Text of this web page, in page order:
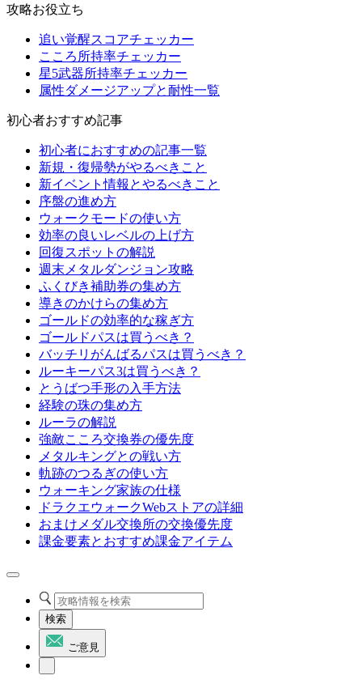
攻略お役立ち
追い覚醒スコアチェッカー
こころ所持率チェッカー
星5武器所持率チェッカー
属性ダメージアップと耐性一覧
初心者おすすめ記事
初心者におすすめの記事一覧
新規・復帰勢がやるべきこと
新イベント情報とやるべきこと
序盤の進め方
ウォークモードの使い方
効率の良いレベルの上げ方
回復スポットの解説
週末メタルダンジョン攻略
ふくびき補助券の集め方
導きのかけらの集め方
ゴールドの効率的な稼ぎ方
ゴールドパスは買うべき？
バッチリがんばるパスは買うべき？
ルーキーパス3は買うべき？
とうばつ手形の入手方法
経験の珠の集め方
ルーラの解説
強敵こころ交換券の優先度
メタルキングとの戦い方
軌跡のつるぎの使い方
ウォーキング家族の仕様
ドラクエウォークWebストアの詳細
おまけメダル交換所の交換優先度
課金要素とおすすめ課金アイテム
検索
ご意見